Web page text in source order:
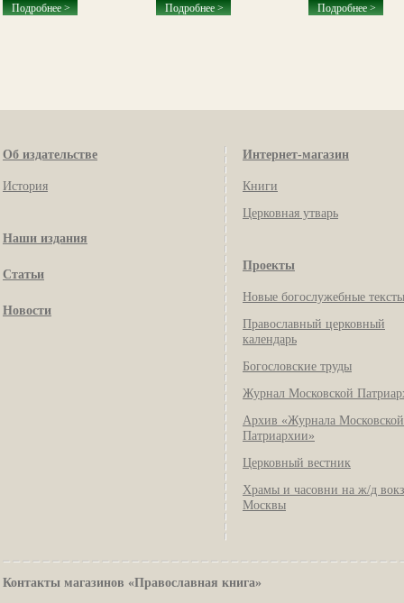
Подробнее >
Подробнее >
Подробнее >
Об издательстве
История
Наши издания
Статьи
Новости
Интернет-магазин
Книги
Церковная утварь
Проекты
Новые богослужебные тексты
Православный церковный
календарь
Богословские труды
Журнал Московской
Архив «Журнала Московской
Патриархии»
Церковный вестник
Храмы и часовни на ж/д
Москвы
Контакты магазинов «Православная книга»